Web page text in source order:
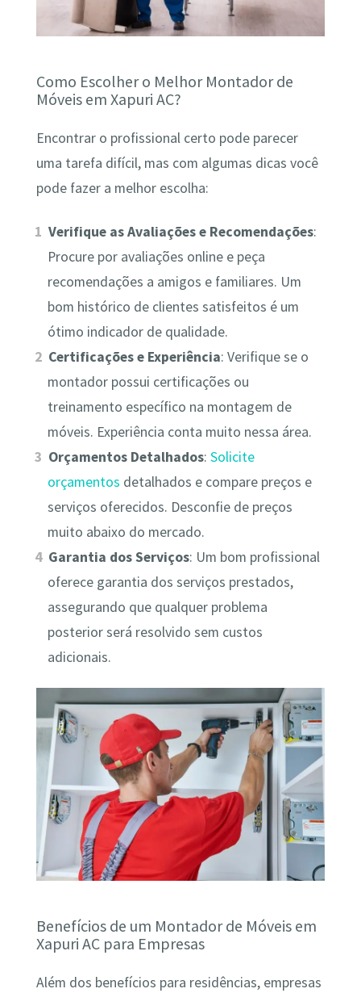
Como Escolher o Melhor Montador de
Móveis em Xapuri AC?
Encontrar o profissional certo pode parecer
uma tarefa difícil, mas com algumas dicas você
pode fazer a melhor escolha:
Verifique as Avaliações e Recomendações:
Procure por avaliações online e peça
recomendações a amigos e familiares. Um
bom histórico de clientes satisfeitos é um
ótimo indicador de qualidade.
Certificações e Experiência: Verifique se o
montador possui certificações ou
treinamento específico na montagem de
móveis. Experiência conta muito nessa área.
Orçamentos Detalhados:Solicite
orçamentos detalhados e compare preços e
serviços oferecidos. Desconfie de preços
muito abaixo do mercado.
Garantia dos Serviços: Um bom profissional
oferece garantia dos serviços prestados,
assegurando que qualquer problema
posterior será resolvido sem custos
adicionais.
Benefícios de um Montador de Móveis em
Xapuri AC para Empresas
Além dos benefícios para residências, empresas